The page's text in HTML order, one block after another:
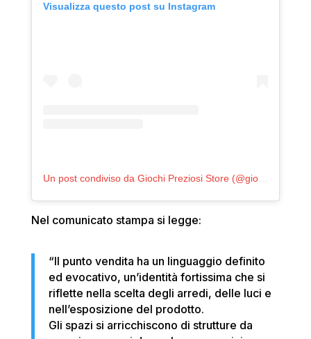
Visualizza questo post su Instagram
Un post condiviso da Giochi Preziosi Store (@giochipreziosi.store)
Nel comunicato stampa si legge:
“Il punto vendita ha un linguaggio definito
ed evocativo, un’identità fortissima che si
riflette nella scelta degli arredi, delle luci e
nell’esposizione del prodotto.
Gli spazi si arricchiscono di strutture da